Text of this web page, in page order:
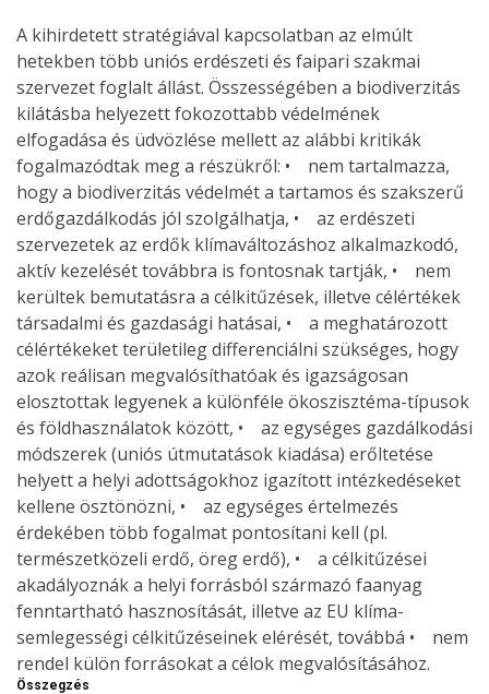
A kihirdetett stratégiával kapcsolatban az elmúlt
hetekben több uniós erdészeti és faipari szakmai
szervezet foglalt állást. Összességében a biodiverzitás
kilátásba helyezett fokozottabb védelmének
elfogadása és üdvözlése mellett az alábbi kritikák
fogalmazódtak meg a részükről: • nem tartalmazza,
hogy a biodiverzitás védelmét a tartamos és szakszerű
erdőgazdálkodás jól szolgálhatja, • az erdészeti
szervezetek az erdők klímaváltozáshoz alkalmazkodó,
aktív kezelését továbbra is fontosnak tartják, • nem
kerültek bemutatásra a célkitűzések, illetve célértékek
társadalmi és gazdasági hatásai, • a meghatározott
célértékeket területileg differenciálni szükséges, hogy
azok reálisan megvalósíthatóak és igazságosan
elosztottak legyenek a különféle ökoszisztéma-típusok
és földhasználatok között, • az egységes gazdálkodási
módszerek (uniós útmutatások kiadása) erőltetése
helyett a helyi adottságokhoz igazított intézkedéseket
kellene ösztönözni, • az egységes értelmezés
érdekében több fogalmat pontosítani kell (pl.
természetközeli erdő, öreg erdő), • a célkitűzései
akadályoznák a helyi forrásból származó faanyag
fenntartható hasznosítását, illetve az EU klíma-
semlegességi célkitűzéseinek elérését, továbbá • nem
rendel külön forrásokat a célok megvalósításához.
Összegzés